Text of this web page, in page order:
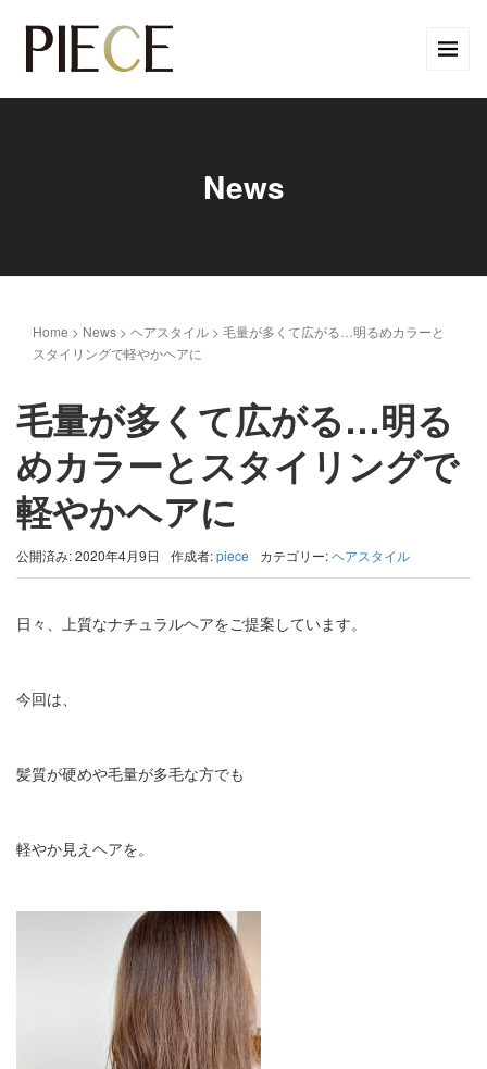
News
Home > News > ヘアスタイル > 毛量が多くて広がる…明るめカラーと
スタイリングで軽やかヘアに
毛量が多くて広がる…明る
めカラーとスタイリングで
軽やかヘアに
公開済み: 2020年4月9日 作成者:piece カテゴリー:ヘアスタイル
日々、上質なナチュラルヘアをご提案しています。
今回は、
髪質が硬めや毛量が多毛な方でも
軽やか見えヘアを。